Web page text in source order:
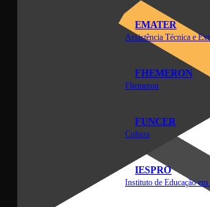
EMATER
FHEMERON
Fhemeron
FUNCER
Cultura
IESPRO